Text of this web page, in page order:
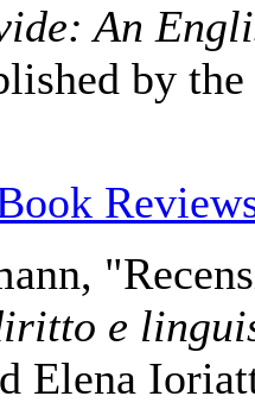
An
by
e
Elena